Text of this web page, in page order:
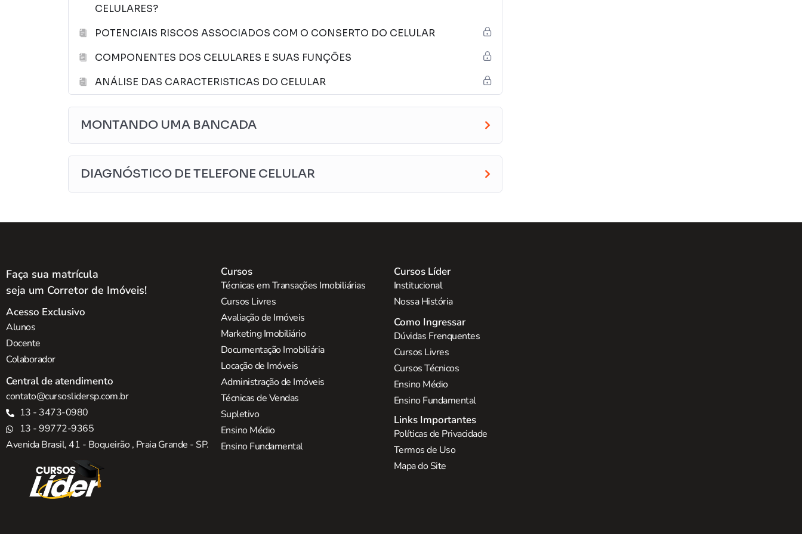
funções; Análise do celular; Monte uma bancada; Limpando o celular; Saiba como desmontar e
montar; Diagnóstico do telefone celular; Componentes que podem ser reparados; e
CELULARES?
POTENCIAIS RISCOS ASSOCIADOS COM O CONSERTO DO CELULAR
COMPONENTES DOS CELULARES E SUAS FUNÇÕES
ANÁLISE DAS CARACTERISTICAS DO CELULAR
MONTANDO UMA BANCADA
DIAGNÓSTICO DE TELEFONE CELULAR
Faça sua matrícula
seja um Corretor de Imóveis!
Acesso Exclusivo
Alunos
Docente
Colaborador
Central de atendimento
contato@cursoslidersp.com.br
13 - 3473-0980
13 - 99772-9365
Avenida Brasil, 41 - Boqueirão , Praia Grande - SP.
Cursos
Técnicas em Transações Imobiliárias
Cursos Livres
Avaliação de Imóveis
Marketing Imobiliário
Documentação Imobiliária
Locação de Imóveis
Administração de Imóveis
Técnicas de Vendas
Supletivo
Ensino Médio
Ensino Fundamental
Cursos Líder
Institucional
Nossa História
Como Ingressar
Dúvidas Frenquentes
Cursos Livres
Cursos Técnicos
Ensino Médio
Ensino Fundamental
Links Importantes
Políticas de Privacidade
Termos de Uso
Mapa do Site